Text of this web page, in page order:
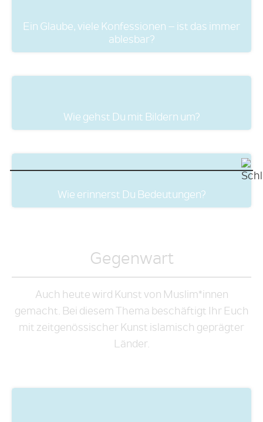
Ein Glaube, viele Konfessionen – ist das immer
ablesbar?
Wie gehst Du mit Bildern um?
Wie erinnerst Du Bedeutungen?
Gegenwart
Auch heute wird Kunst von Muslim*innen
gemacht. Bei diesem Thema beschäftigt Ihr Euch
mit zeitgenössischer Kunst islamisch geprägter
Länder.